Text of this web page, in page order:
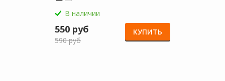
В наличии
550 руб
590 руб
КУПИТЬ